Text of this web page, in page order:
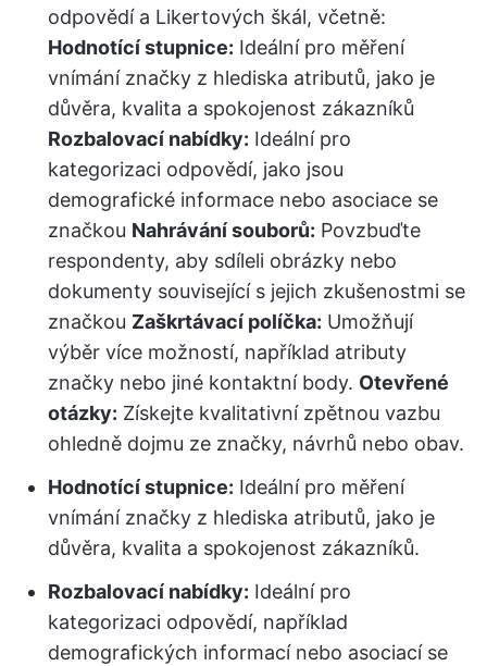
odpovědí a Likertových škál, včetně:
Hodnotící stupnice: Ideální pro měření
vnímání značky z hlediska atributů, jako je
důvěra, kvalita a spokojenost zákazníků
Rozbalovací nabídky: Ideální pro
kategorizaci odpovědí, jako jsou
demografické informace nebo asociace se
značkou Nahrávání souborů: Povzbuďte
respondenty, aby sdíleli obrázky nebo
dokumenty související s jejich zkušenostmi se
značkou Zaškrtávací políčka: Umožňují
výběr více možností, například atributy
značky nebo jiné kontaktní body. Otevřené
otázky: Získejte kvalitativní zpětnou vazbu
ohledně dojmu ze značky, návrhů nebo obav.
Hodnotící stupnice: Ideální pro měření
vnímání značky z hlediska atributů, jako je
důvěra, kvalita a spokojenost zákazníků.
Rozbalovací nabídky: Ideální pro
kategorizaci odpovědí, například
demografických informací nebo asociací se